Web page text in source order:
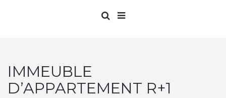
IMMEUBLE
D’APPARTEMENT R+1